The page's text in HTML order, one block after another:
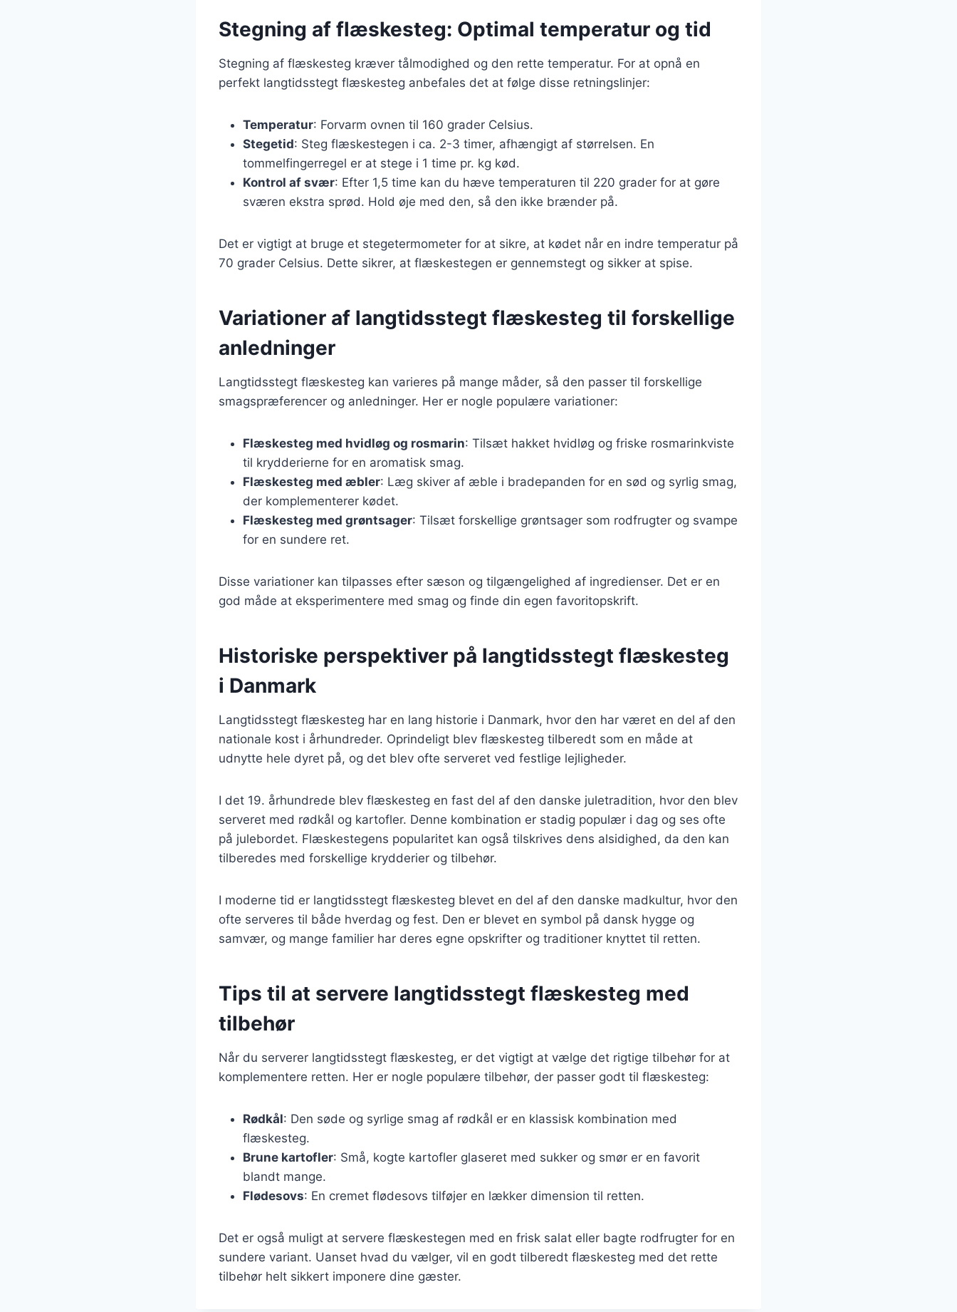
Stegning af flæskesteg: Optimal temperatur og tid
Stegning af flæskesteg kræver tålmodighed og den rette temperatur. For at opnå en
perfekt langtidsstegt flæskesteg anbefales det at følge disse retningslinjer:
Temperatur: Forvarm ovnen til 160 grader Celsius.
Stegetid: Steg flæskestegen i ca. 2-3 timer, afhængigt af størrelsen. En
tommelfingerregel er at stege i 1 time pr. kg kød.
Kontrol af svær: Efter 1,5 time kan du hæve temperaturen til 220 grader for at gøre
sværen ekstra sprød. Hold øje med den, så den ikke brænder på.
Det er vigtigt at bruge et stegetermometer for at sikre, at kødet når en indre temperatur på
70 grader Celsius. Dette sikrer, at flæskestegen er gennemstegt og sikker at spise.
Variationer af langtidsstegt flæskesteg til forskellige
anledninger
Langtidsstegt flæskesteg kan varieres på mange måder, så den passer til forskellige
smagspræferencer og anledninger. Her er nogle populære variationer:
Flæskesteg med hvidløg og rosmarin: Tilsæt hakket hvidløg og friske rosmarinkviste
til krydderierne for en aromatisk smag.
Flæskesteg med æbler: Læg skiver af æble i bradepanden for en sød og syrlig smag,
der komplementerer kødet.
Flæskesteg med grøntsager: Tilsæt forskellige grøntsager som rodfrugter og svampe
for en sundere ret.
Disse variationer kan tilpasses efter sæson og tilgængelighed af ingredienser. Det er en
god måde at eksperimentere med smag og finde din egen favoritopskrift.
Historiske perspektiver på langtidsstegt flæskesteg
i Danmark
Langtidsstegt flæskesteg har en lang historie i Danmark, hvor den har været en del af den
nationale kost i århundreder. Oprindeligt blev flæskesteg tilberedt som en måde at
udnytte hele dyret på, og det blev ofte serveret ved festlige lejligheder.
I det 19. århundrede blev flæskesteg en fast del af den danske juletradition, hvor den blev
serveret med rødkål og kartofler. Denne kombination er stadig populær i dag og ses ofte
på julebordet. Flæskestegens popularitet kan også tilskrives dens alsidighed, da den kan
tilberedes med forskellige krydderier og tilbehør.
I moderne tid er langtidsstegt flæskesteg blevet en del af den danske madkultur, hvor den
ofte serveres til både hverdag og fest. Den er blevet en symbol på dansk hygge og
samvær, og mange familier har deres egne opskrifter og traditioner knyttet til retten.
Tips til at servere langtidsstegt flæskesteg med
tilbehør
Når du serverer langtidsstegt flæskesteg, er det vigtigt at vælge det rigtige tilbehør for at
komplementere retten. Her er nogle populære tilbehør, der passer godt til flæskesteg:
Rødkål: Den søde og syrlige smag af rødkål er en klassisk kombination med
flæskesteg.
Brune kartofler: Små, kogte kartofler glaseret med sukker og smør er en favorit
blandt mange.
Flødesovs: En cremet flødesovs tilføjer en lækker dimension til retten.
Det er også muligt at servere flæskestegen med en frisk salat eller bagte rodfrugter for en
sundere variant. Uanset hvad du vælger, vil en godt tilberedt flæskesteg med det rette
tilbehør helt sikkert imponere dine gæster.